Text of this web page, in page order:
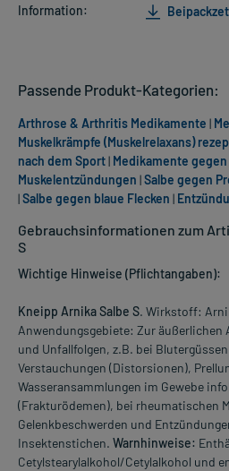
Information:
Gebrauchsinformationen zum
S
Wichtige Hinweise (Pflichtangaben):
Kneipp Arnika Salbe S. Wirkstoff:
Anwendungsgebiete: Zur äußerlichen
und Unfallfolgen, z.B. bei
Verstauchungen (Distorsionen),
Wasseransammlungen im Gewebe
(Frakturödemen), bei rheumatischen
Gelenkbeschwerden und
Insektenstichen. Warnhinweise:
Cetylstearylalkohol/Cetylalkohol und
Passende Produkt-Kategorien:
Arthrose & Arthritis Medikamente |
Muskelkrämpfe (Muskelrelaxans)
nach dem Sport| Medikamente
Muskelentzündungen |Salbe gegen
|Salbe gegen blaue Flecken |